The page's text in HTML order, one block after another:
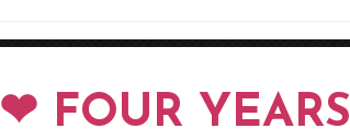
❤ FOUR YEARS